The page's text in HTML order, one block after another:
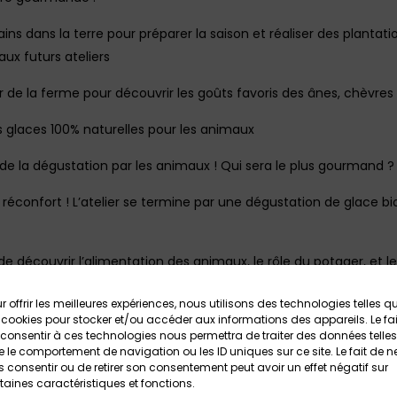
offrir les meilleures expériences, nous utilisons des technologies telles
pour stocker et/ou accéder aux informations des appareils. Le
à ces technologies nous permettra de traiter des données telles
le comportement de navigation ou les ID uniques sur ce site. Le fait de
consentir ou de retirer son consentement peut avoir un effet négatif sur
caractéristiques et fonctions.
dans la terre pour préparer la saison et réaliser des
futurs ateliers
la ferme pour découvrir les goûts favoris des ânes, chèvres
100% naturelles pour les animaux
de la dégustation par les animaux ! Qui sera le plus gourmand
réconfort ! L’atelier se termine par une dégustation de glace
découvrir l’alimentation des animaux, le rôle du potager, et
Infos pratiques :
dimanche 24 mai 2026 / 15h-16h15